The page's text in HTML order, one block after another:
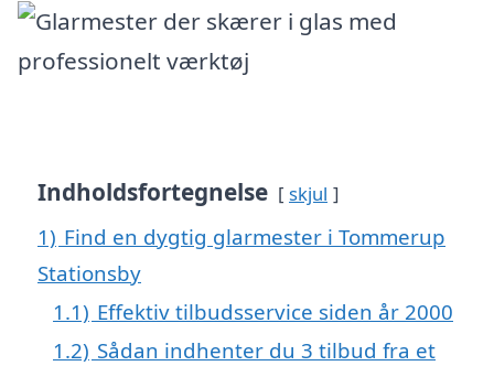
Indholdsfortegnelse skjul
1) Find en dygtig glarmester i Tommerup
Stationsby
1.1) Effektiv tilbudsservice siden år 2000
1.2) Sådan indhenter du 3 tilbud fra et